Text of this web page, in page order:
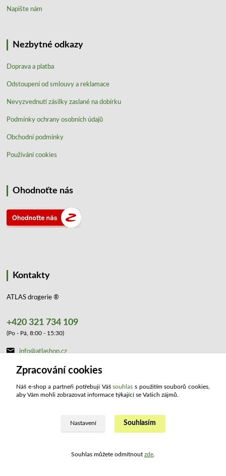
Napište nám
Nezbytné odkazy
Doprava a platba
Odstoupení od smlouvy a reklamace
Nevyzvednutí zásilky zaslané na dobírku
Podmínky ochrany osobních údajů
Obchodní podmínky
Používání cookies
Ohodnoťte nás
Kontakty
ATLAS drogerie ®
+420 321 734 109
(Po - Pá, 8:00 - 15:30)
info@atlashop.cz
Upravit sběr cookies.
2023 ATLAS drogerie ®. Všechna práva vyhrazena.
Zpracování cookies
Náš e-shop a partneři potřebují Vášsouhlas s použitím souborů cookies,
aby Vám mohli zobrazovat informace týkající se Vašich zájmů.
Nastavení Souhlasím
Souhlas můžete odmítnout zde.